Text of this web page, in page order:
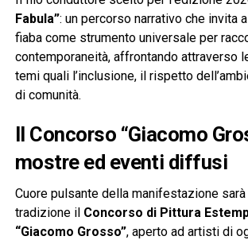
Fabula”: un percorso narrativo che invita
fiaba come strumento universale per
contemporaneità, affrontando attraverso
temi quali l’inclusione, il rispetto
di comunità.
Il Concorso “Giacomo
mostre ed eventi diffusi
Cuore pulsante della manifestazione
tradizione il Concorso di Pittura
“Giacomo Grosso”, aperto ad artisti di